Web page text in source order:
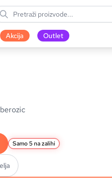
Akcija Outlet
Samo 5 na zalihi